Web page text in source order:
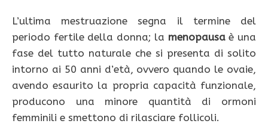
L’ultima mestruazione segna il termine del
periodo fertile della donna; la menopausaè una
fase del tutto naturale che si presenta di solito
intorno ai 50 anni d’età, ovvero quando le ovaie,
avendo esaurito la propria capacità funzionale,
producono una minore quantità di ormoni
femminili e smettono di rilasciare follicoli.